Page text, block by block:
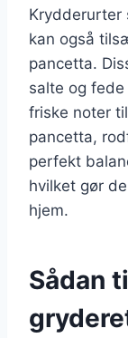
Krydderurter
kan også
pancetta.
salte og
friske noter
pancetta,
perfekt
hvilket gør
hjem.
Sådan